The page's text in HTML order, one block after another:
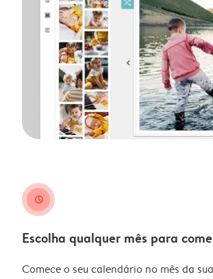
clock
Escolha qualquer mês para
Comece o seu calendário no mês da